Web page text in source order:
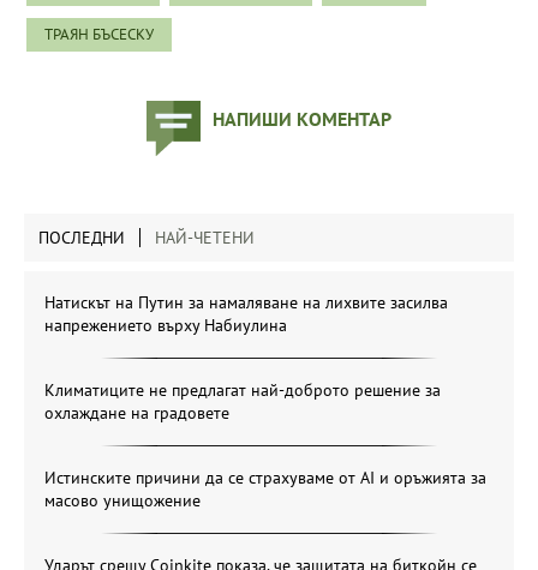
ТРАЯН БЪСЕСКУ
НАПИШИ КОМЕНТАР
ПОСЛЕДНИ НАЙ-ЧЕТЕНИ
Натискът на Путин за намаляване на лихвите засилва
напрежението върху Набиулина
Климатиците не предлагат най-доброто решение за
охлаждане на градовете
Истинските причини да се страхуваме от AI и оръжията за
масово унищожение
Ударът срещу Coinkite показа, че защитата на биткойн се